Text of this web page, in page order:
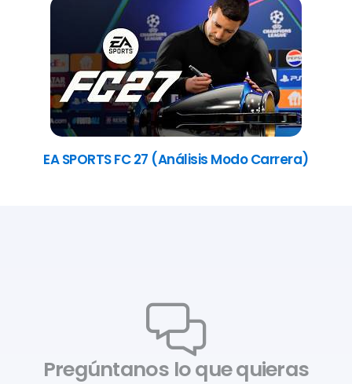
EA SPORTS FC 27 (Análisis Modo Carrera)
Pregúntanos lo que quieras